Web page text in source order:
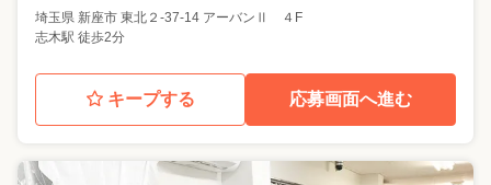
埼玉県 新座市 東北２-37-14 アーバンⅡ ４F
志木駅 徒歩2分
キープする 応募画面へ進む